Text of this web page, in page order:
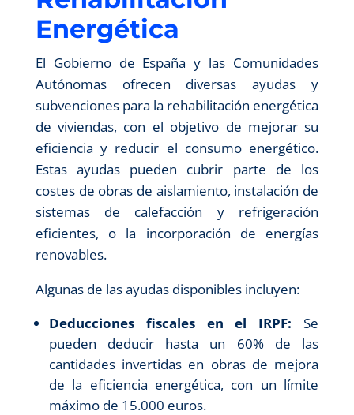
Energética
El Gobierno de España y las Comunidades
Autónomas ofrecen diversas ayudas y
subvenciones para la rehabilitación energética
de viviendas, con el objetivo de mejorar su
eficiencia y reducir el consumo energético.
Estas ayudas pueden cubrir parte de los
costes de obras de aislamiento, instalación de
sistemas de calefacción y refrigeración
eficientes, o la incorporación de energías
renovables.
Algunas de las ayudas disponibles incluyen:
Deducciones fiscales en el IRPF: Se
pueden deducir hasta un 60% de las
cantidades invertidas en obras de mejora
de la eficiencia energética, con un límite
máximo de 15.000 euros.